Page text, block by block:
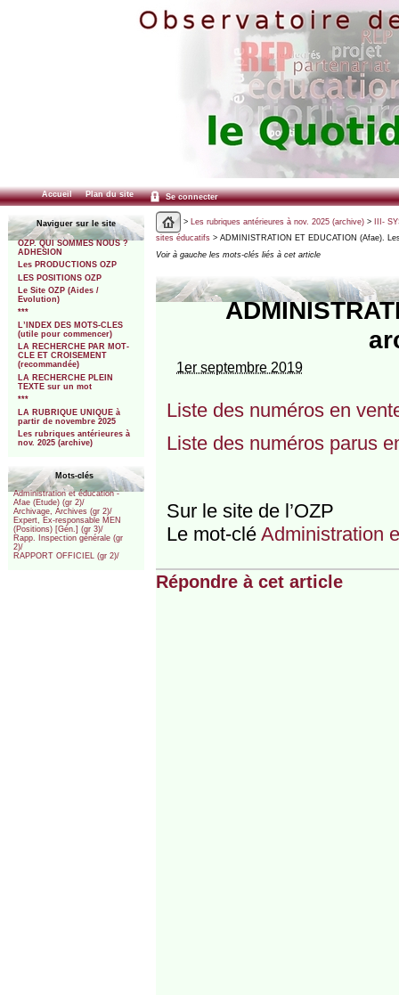
Accueil Plan du site Se connecter
Naviguer sur le site
OZP. QUI SOMMES NOUS ?
ADHESION
Les PRODUCTIONS OZP
LES POSITIONS OZP
Le Site OZP (Aides /
Evolution)
***
L’INDEX DES MOTS-CLES
(utile pour commencer)
LA RECHERCHE PAR MOT-
CLE ET CROISEMENT
(recommandée)
LA RECHERCHE PLEIN
TEXTE sur un mot
***
LA RUBRIQUE UNIQUE à
partir de novembre 2025
Les rubriques antérieures à
nov. 2025 (archive)
Mots-clés
Administration et éducation -
Afae (Etude) (gr 2)/
Archivage, Archives (gr 2)/
Expert, Ex-responsable MEN
(Positions) [Gén.] (gr 3)/
Rapp. Inspection générale (gr
2)/
RAPPORT OFFICIEL (gr 2)/
> Les rubriques antérieures à nov. 2025 (archive)>
III-
sites éducatifs> ADMINISTRATION ET EDUCATION (Afae).
Voir à gauche les mots-clés liés à cet article
1er septembre 2019
Liste des numéros en
Liste des numéros parus
Sur le site de l’OZP
Le mot-clé Administration
Répondre à cet article